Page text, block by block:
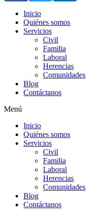
Inicio
Quiénes somos
Servicios
Civil
Familia
Laboral
Herencias
Comunidades
Blog
Contáctanos
Menú
Inicio
Quiénes somos
Servicios
Civil
Familia
Laboral
Herencias
Comunidades
Blog
Contáctanos